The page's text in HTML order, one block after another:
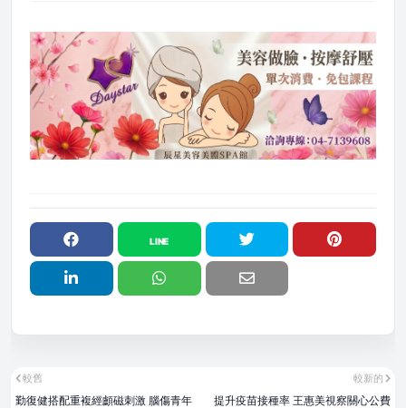
較新的
提升疫苗接種率 王惠美視察關心公費
較舊
勤復健搭配重複經顱磁刺激 腦傷青年